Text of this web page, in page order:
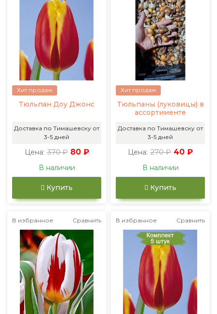
Хит продаж
Тюльпан Доу Джонс
Доставка по Тимашевску от
3-5 дней
Цена: 370 ₽ 80 ₽
В наличии
Купить
Хит продаж
Тюльпаны (луковицы) в
ассортименте
Доставка по Тимашевску от
3-5 дней
Цена: 270 ₽ 40 ₽
В наличии
Купить
В избранное Сравнить В избранное Сравнить